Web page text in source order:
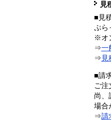
見
■見
ぷら
※オ
⇒一
⇒
■請
ご注
尚、
場合
⇒請